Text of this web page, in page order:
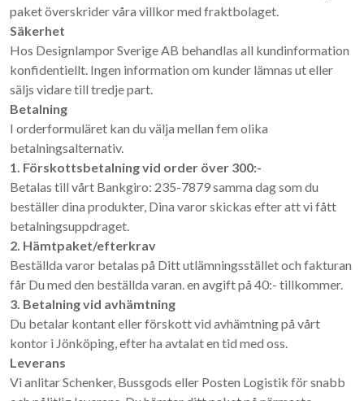
paket överskrider våra villkor med fraktbolaget.
Säkerhet
Hos Designlampor Sverige AB behandlas all kundinformation
konfidentiellt. Ingen information om kunder lämnas ut eller
säljs vidare till tredje part.
Betalning
I orderformuläret kan du välja mellan fem olika
betalningsalternativ.
1. Förskottsbetalning vid order över 300:-
Betalas till vårt Bankgiro: 235-7879 samma dag som du
beställer dina produkter, Dina varor skickas efter att vi fått
betalningsuppdraget.
2. Hämtpaket/efterkrav
Beställda varor betalas på Ditt utlämningsstället och fakturan
får Du med den beställda varan. en avgift på 40:- tillkommer.
3. Betalning vid avhämtning
Du betalar kontant eller förskott vid avhämtning på vårt
kontor i Jönköping, efter ha avtalat en tid med oss.
Leverans
Vi anlitar Schenker, Bussgods eller Posten Logistik för snabb